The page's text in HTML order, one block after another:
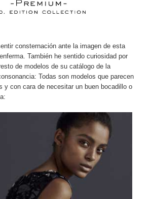
consternación ante la imagen de esta
También he sentido curiosidad por
de modelos de su catálogo de la
Todas son modelos que parecen
y con cara de necesitar un buen bocadillo o